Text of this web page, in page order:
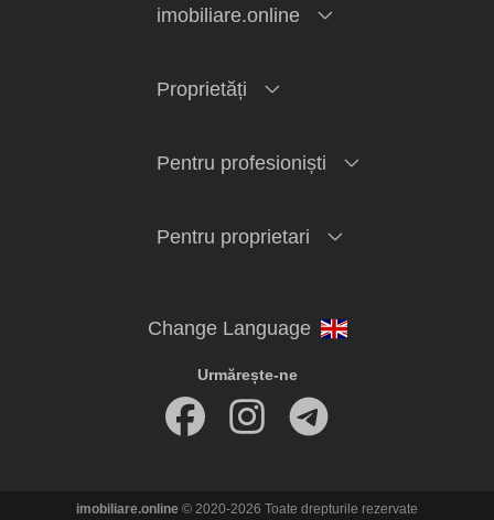
imobiliare.online
Proprietăți
Pentru profesioniști
Pentru proprietari
Urmărește-ne
imobiliare.online © 2020-2026 Toate drepturile rezervate